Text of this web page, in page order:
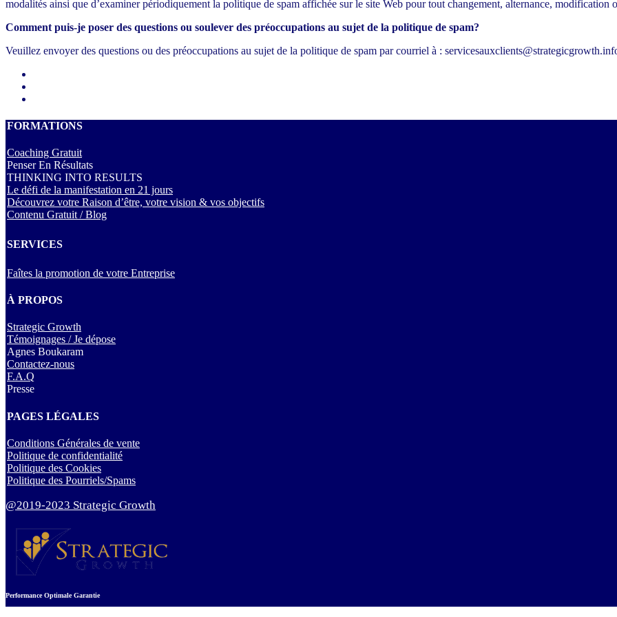
modalités ainsi que d’examiner périodiquement la politique de spam affichée sur le site Web pour tout changement, alternance, modification
Comment puis-je poser des questions ou soulever des préoccupations au sujet de la politique de spam?
Veuillez envoyer des questions ou des préoccupations au sujet de la politique de spam par courriel à :
FORMATIONS
Coaching Gratuit
Penser En Résultats
THINKING INTO RESULTS
Le défi de la manifestation en 21 jours
Découvrez votre Raison d’être, votre vision & vos objectifs
Contenu Gratuit / Blog
SERVICES
Faîtes la promotion de votre Entreprise
À PROPOS
Strategic Growth
Témoignages / Je dépose
Agnes Boukaram
Contactez-nous
F.A.Q
Presse
PAGES LÉGALES
Conditions Générales de vente
Politique de confidentialité
Politique des Cookies
Politique des Pourriels/Spams
@2019-2023 Strategic Growth
Performance Optimale Garantie